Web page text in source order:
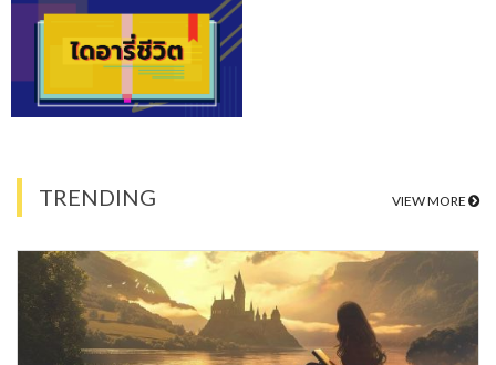
TRENDING VIEW MORE